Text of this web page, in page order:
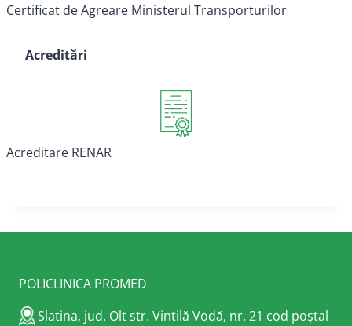
Certificat de Agreare Ministerul Transporturilor
Acreditări
Acreditare RENAR
POLICLINICA PROMED
Slatina, jud. Olt str. Vintilă Vodă, nr. 21 cod poștal